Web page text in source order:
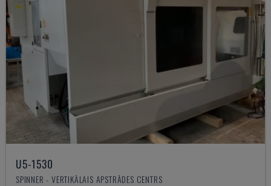
U5-1530
SPINNER - VERTIKĀLAIS APSTRĀDES CENTRS